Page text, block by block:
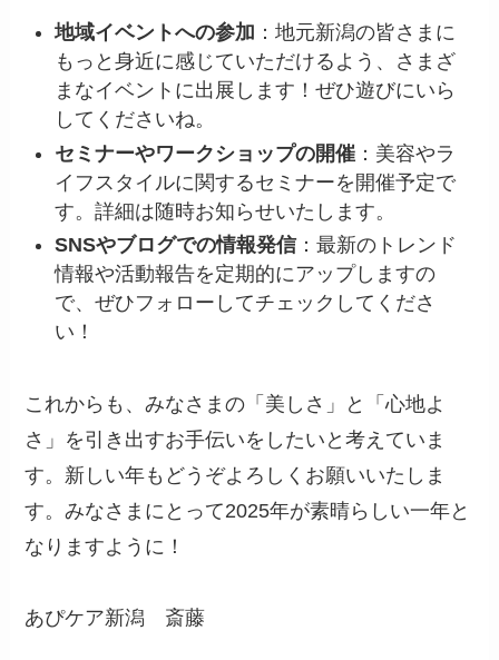
地域イベントへの参加 ：地元新潟の皆さまに
もっと身近に感じていただけるよう、さまざ
まなイベントに出展します！ぜひ遊びにいら
してくださいね。
セミナーやワークショップの開催 ：美容やラ
イフスタイルに関するセミナーを開催予定で
す。詳細は随時お知らせいたします。
SNSやブログでの情報発信：最新のトレンド
情報や活動報告を定期的にアップしますの
で、ぜひフォローしてチェックしてくださ
い！
これからも、みなさまの「美しさ」と「心地よ
さ」を引き出すお手伝いをしたいと考えていま
す。新しい年もどうぞよろしくお願いいたしま
す。みなさまにとって2025年が素晴らしい一年と
なりますように！
あぴケア新潟 斎藤